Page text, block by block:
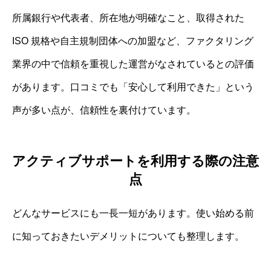
所属銀行や代表者、所在地が明確なこと、取得された
ISO 規格や自主規制団体への加盟など、ファクタリング
業界の中で信頼を重視した運営がなされているとの評価
があります。口コミでも「安心して利用できた」という
声が多い点が、信頼性を裏付けています。
アクティブサポートを利用する際の注意
点
どんなサービスにも一長一短があります。使い始める前
に知っておきたいデメリットについても整理します。